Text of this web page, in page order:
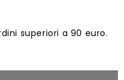
superiori a 90 euro.